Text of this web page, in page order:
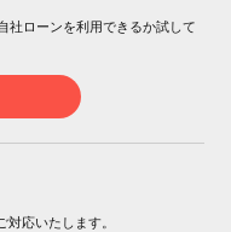
社ローンを利用できるか試して
応いたします。